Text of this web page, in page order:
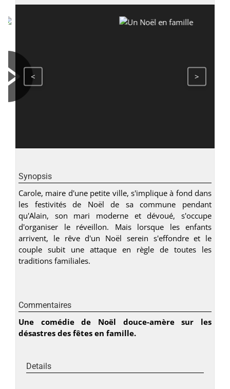
< >
Synopsis
Carole, maire d'une petite ville, s'implique à fond dans
les festivités de Noël de sa commune pendant
qu'Alain, son mari moderne et dévoué, s'occupe
d'organiser le réveillon. Mais lorsque les enfants
arrivent, le rêve d'un Noël serein s'effondre et le
couple subit une attaque en règle de toutes les
traditions familiales.
Commentaires
Une comédie de Noël douce-amère sur les
désastres des fêtes en famille.
Details